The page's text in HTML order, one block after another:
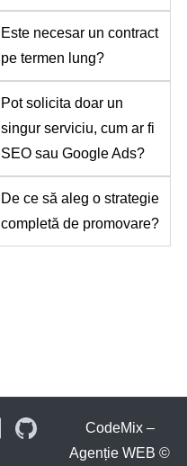
Este necesar un contract
pe termen lung?
Pot solicita doar un
singur serviciu, cum ar fi
SEO sau Google Ads?
De ce să aleg o strategie
completă de promovare?
CodeMix –
Agenție WEB ©